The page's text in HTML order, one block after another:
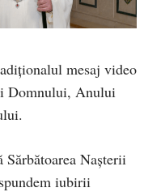
mesaj video
Domnului, Anului
Nașterii
iubirii